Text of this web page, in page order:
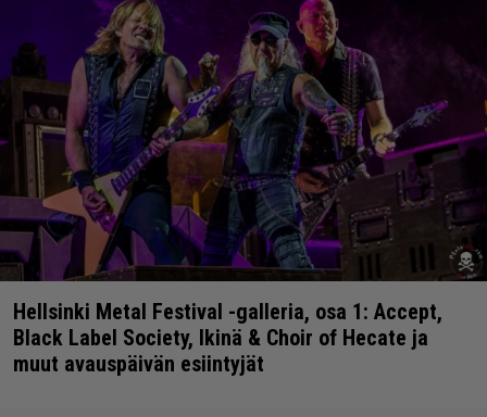
Hellsinki Metal Festival -galleria, osa 1: Accept,
Black Label Society, Ikinä & Choir of Hecate ja
muut avauspäivän esiintyjät